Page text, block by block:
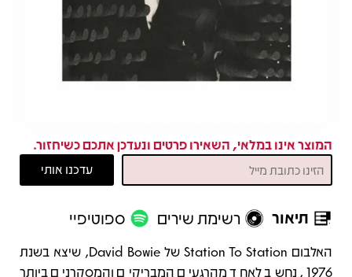
המוצר אינו במלאי, השאירו פרטים ונעדכן אתכם כשיחזור.
תיאור רשימת שירים ספוטיפיי
תיאור
האלבום Station To Station של David Bowie, שיצא בשנת
1976, נחשב לאחד מהרגעים המבריקים והמסקרנים ביותר